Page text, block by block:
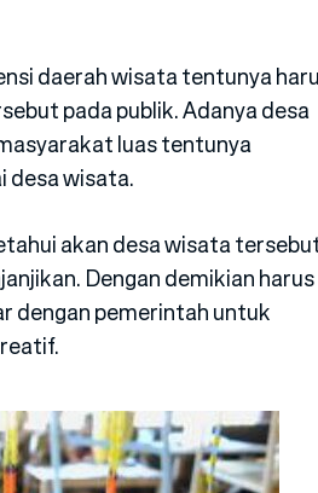
daerah wisata tentunya
pada publik. Adanya desa
luas tentunya
desa wisata.
akan desa wisata
Dengan demikian harus
dengan pemerintah untuk